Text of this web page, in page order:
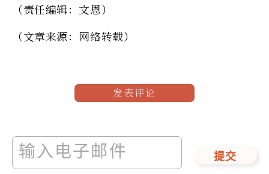
（责任编辑：文恩）
（文章来源：网络转载）
发表评论
提交